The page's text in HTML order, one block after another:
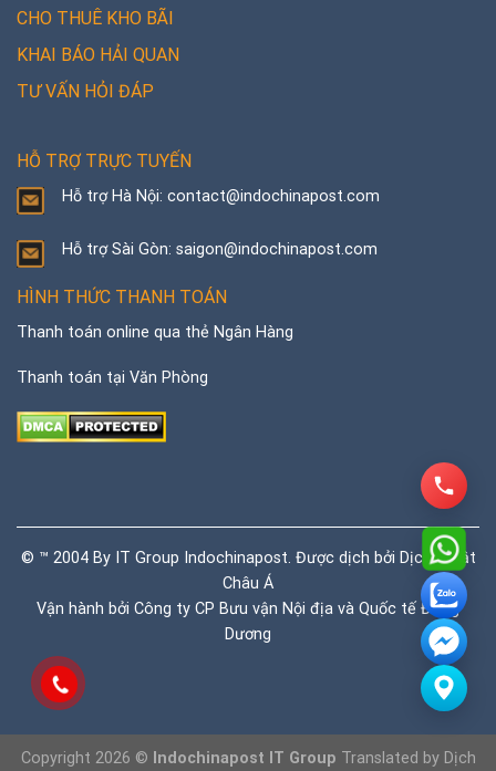
CHO THUÊ KHO BÃI
KHAI BÁO HẢI QUAN
TƯ VẤN HỎI ĐÁP
HỖ TRỢ TRỰC TUYẾN
Hỗ trợ Hà Nội: contact@indochinapost.com
Hỗ trợ Sài Gòn: saigon@indochinapost.com
HÌNH THỨC THANH TOÁN
Thanh toán online qua thẻ Ngân Hàng
Thanh toán tại Văn Phòng
© ™ 2004 By IT Group Indochinapost. Được dịch bởi Dịch thuật
Châu Á
Vận hành bởi Công ty CP Bưu vận Nội địa và Quốc tế Đông
Dương
Copyright 2026 © Indochinapost IT Group Translated by Dịch